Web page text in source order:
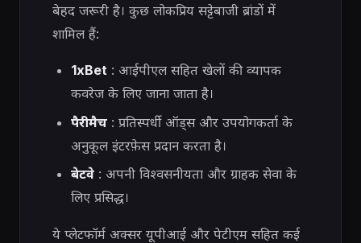
बेहद जरूरी है। कुछ लोकप्रिय सट्टेबाजी ब्रांडों में
शामिल हैं:
1xBet: आईपीएल सहित खेलों की व्यापक
कवरेज के लिए जाना जाता है।
पैरीमैच: प्रतिस्पर्धी ऑड्स और उपयोगकर्ता के
अनुकूल इंटरफ़ेस प्रदान करता है।
बेटवे: अपनी विश्वसनीयता और ग्राहक सेवा के
लिए प्रसिद्ध।
ये प्लेटफॉर्म अक्सर यूपीआई और पेटीएम सहित कई